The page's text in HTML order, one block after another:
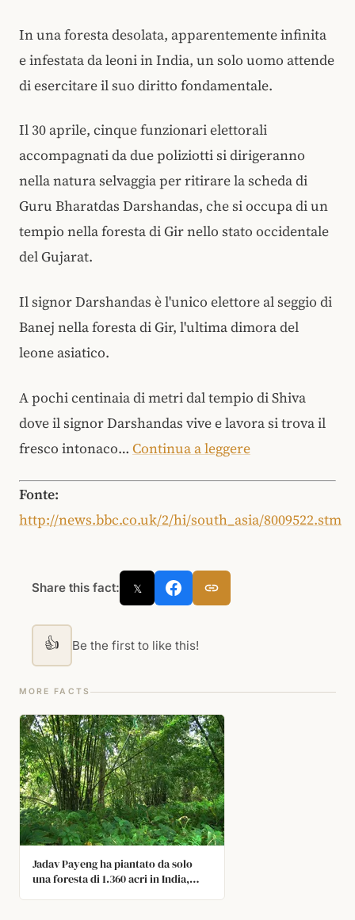
In una foresta desolata, apparentemente infinita
e infestata da leoni in India, un solo uomo attende
di esercitare il suo diritto fondamentale.
Il 30 aprile, cinque funzionari elettorali
accompagnati da due poliziotti si dirigeranno
nella natura selvaggia per ritirare la scheda di
Guru Bharatdas Darshandas, che si occupa di un
tempio nella foresta di Gir nello stato occidentale
del Gujarat.
Il signor Darshandas è l'unico elettore al seggio di
Banej nella foresta di Gir, l'ultima dimora del
leone asiatico.
A pochi centinaia di metri dal tempio di Shiva
dove il signor Darshandas vive e lavora si trova il
fresco intonaco… Continua a leggere
Fonte:
http://news.bbc.co.uk/2/hi/south_asia/8009522.stm
Share this fact: 𝕏
👍 Be the first to like this!
MORE FACTS
Jadav Payeng ha piantato da solo
una foresta di 1.360 acri in India,